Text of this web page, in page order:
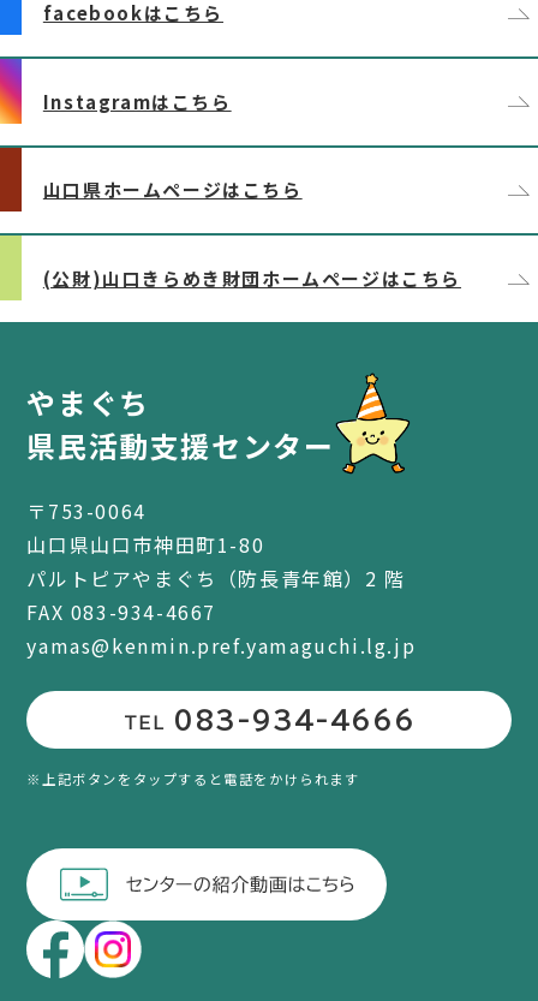
facebookはこちら
Instagramはこちら
山口県ホームページはこちら
(公財)山口きらめき財団ホームページはこちら
やまぐち
県民活動支援センター
〒753-0064
山口県山口市神田町1-80
パルトピアやまぐち（防長青年館）2 階
FAX 083-934-4667
yamas@kenmin.pref.yamaguchi.lg.jp
TEL 083-934-4666
※上記ボタンをタップすると電話をかけられます